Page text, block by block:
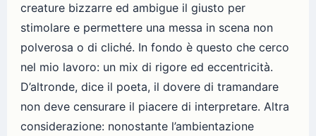
creature bizzarre ed ambigue il giusto per
stimolare e permettere una messa in scena non
polverosa o di cliché. In fondo è questo che cerco
nel mio lavoro: un mix di rigore ed eccentricità.
D’altronde, dice il poeta, il dovere di tramandare
non deve censurare il piacere di interpretare. Altra
considerazione: nonostante l’ambientazione